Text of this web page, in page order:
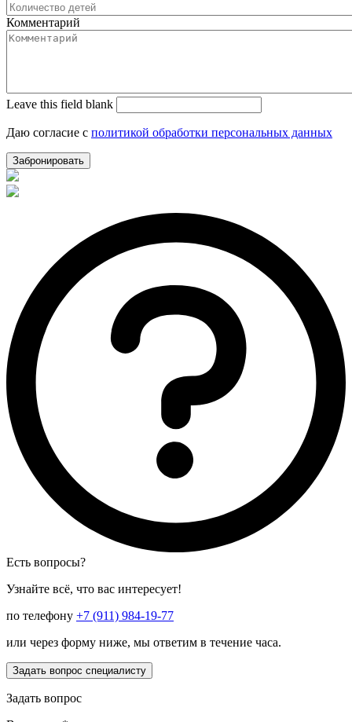
Комментарий
Leave this field blank
Даю согласие с политикой обработки персональных данных
Есть вопросы?
Узнайте всё, что вас интересует!
по телефону +7 (911) 984-19-77
или через форму ниже, мы ответим в течение часа.
Задать вопрос специалисту
Задать вопрос